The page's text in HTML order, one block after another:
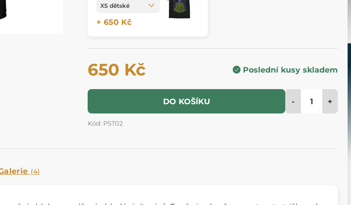
+ 650 Kč
650 Kč Poslední kusy skladem
DO KOŠÍKU - +
Kód: PST02
(4)